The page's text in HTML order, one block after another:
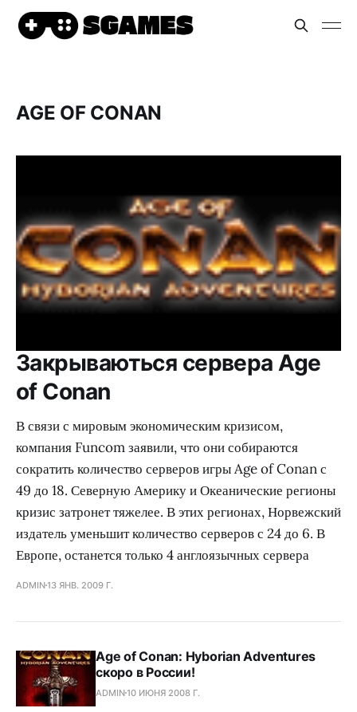
AGE OF CONAN
Закрываються сервера Age
of Conan
В связи с мировым экономическим кризисом,
компания Funcom заявили, что они собираются
сократить количество серверов игры Age of Conan с
49 до 18. Северную Америку и Океанические регионы
кризис затронет тяжелее. В этих регионах, Норвежский
издатель уменьшит количество серверов с 24 до 6. В
Европе, останется только 4 англоязычных сервера
ADMIN13 ЯНВ. 2009 Г.
Age of Conan: Hyborian Adventures
скоро в России!
ADMIN10 ИЮНЯ 2008 Г.